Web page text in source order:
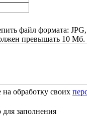
файл формата:
превышать 10 Мб.
на обработку своих
для заполнения